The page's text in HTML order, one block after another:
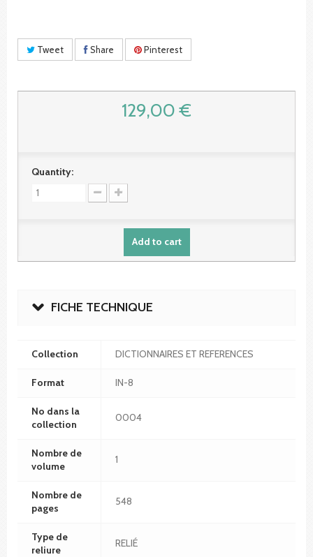
Tweet Share Pinterest
129,00 €
Quantity:
Add to cart
FICHE TECHNIQUE
Collection DICTIONNAIRES ET REFERENCES
Format IN-8
No dans la
collection
0004
Nombre de
volume
1
Nombre de
pages
548
Type de
reliure
RELIÉ